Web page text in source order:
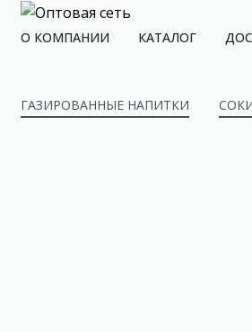
О КОМПАНИИ КАТАЛОГ
ГАЗИРОВАННЫЕ НАПИТКИ